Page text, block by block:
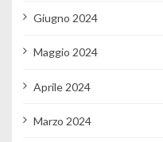
Giugno 2024
Maggio 2024
Aprile 2024
Marzo 2024